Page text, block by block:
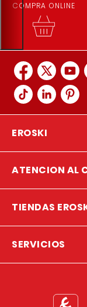
COMPRA ONLINE
EROSKI
ATENCION AL
TIENDAS
SERVICIOS